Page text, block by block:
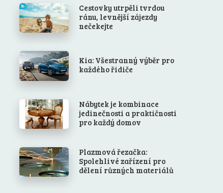
Cestovky utrpěli tvrdou
ránu, levnější zájezdy
nečekejte
Kia: Všestranný výběr pro
každého řidiče
Nábytek je kombinace
jedinečnosti a praktičnosti
pro každý domov
Plazmová řezačka:
Spolehlivé zařízení pro
dělení různých materiálů